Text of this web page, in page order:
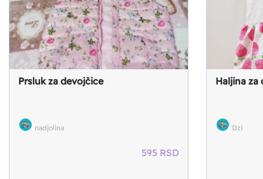
Prsluk za devojčice
nadjolina
595 RSD
Haljina za
Dzi